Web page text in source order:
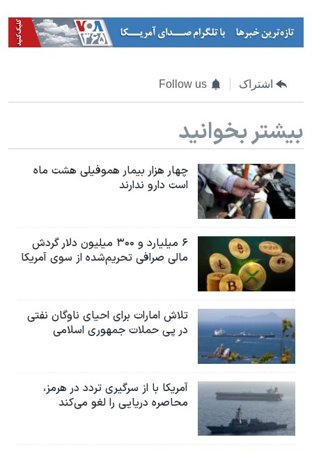
اشتراک Follow us
بیشتر بخوانید
چهار هزار بیمار هموفیلی هشت ماه
است دارو ندارند
۶ میلیارد و ۳۰۰ میلیون دلار گردش
مالی صرافی تحریم‌شده از سوی آمریکا
تلاش امارات برای احیای ناوگان نفتی
در پی حملات جمهوری اسلامی
آمریکا با از سرگیری تردد در هرمز،
محاصره دریایی را لغو می‌کند